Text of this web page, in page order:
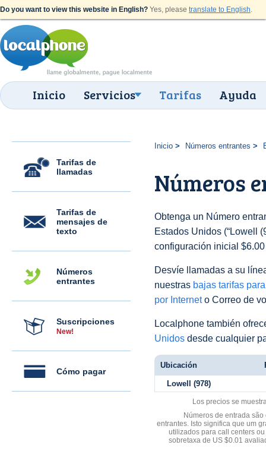
Do you want to view this website in English? Yes, please translate to English.
Inicio Servicios Tarifas Ayuda
Tarifas de
llamadas
Tarifas de
mensajes de
texto
Números
entrantes
Suscripciones
New!
Cómo pagar
Inicio Números entrantes
Números
Obtenga un Número
Estados Unidos (“Lowell
configuración inicial
Desvíe llamadas a su
nuestras bajas tarifas
por Interneto Correo de
Localphone también
Unidos desde cualquier
Ubicación
Lowell (978)
Los precios se
Números de entrada
entrantes. Isto significa que um
utilizados para call centers
sobretaxa de US $0.01